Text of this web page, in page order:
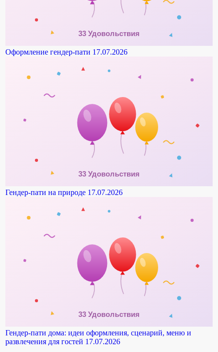
Оформление гендер-пати 17.07.2026
Гендер-пати на природе 17.07.2026
Гендер-пати дома: идеи оформления, сценарий, меню и
развлечения для гостей 17.07.2026